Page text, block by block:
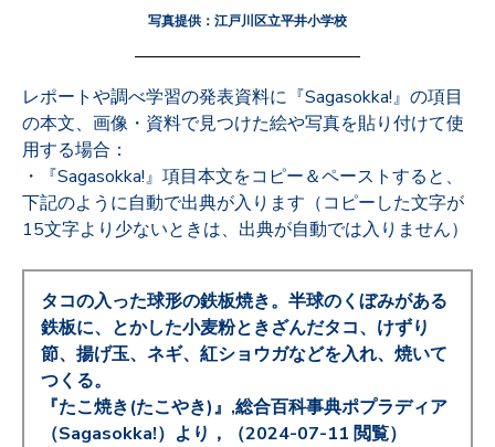
写真提供：江戸川区立平井小学校
レポートや調べ学習の発表資料に『Sagasokka!』の項目
の本文、画像・資料で見つけた絵や写真を貼り付けて使
用する場合：
・『Sagasokka!』項目本文をコピー＆ペーストすると 、
下記のように自動で出典が入ります（コピーした文字が
15文字より少ないときは、出典が自動では入りません）
タコの入った球形の鉄板焼き。半球のくぼみがある
鉄板に、とかした小麦粉ときざんだタコ、けずり
節、揚げ玉、ネギ、紅ショウガなどを入れ、焼いて
つくる。
『たこ焼き(たこやき)』,総合百科事典ポプラディア
（Sagasokka!）より，（2024-07-11 閲覧）